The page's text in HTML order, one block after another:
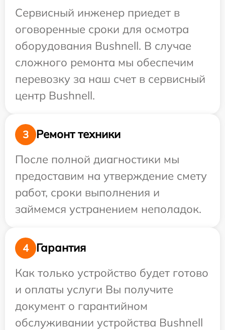
Сервисный инженер приедет в
оговоренные сроки для осмотра
оборудования Bushnell. В случае
сложного ремонта мы обеспечим
перевозку за наш счет в сервисный
центр Bushnell.
3
Ремонт техники
После полной диагностики мы
предоставим на утверждение смету
работ, сроки выполнения и
займемся устранением неполадок.
4
Гарантия
Как только устройство будет готово
и оплаты услуги Вы получите
документ о гарантийном
обслуживании устройства Bushnell